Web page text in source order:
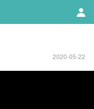
2020-05-22